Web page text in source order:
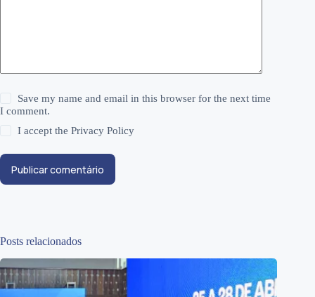
Save my name and email in this browser for the next time
I comment.
I accept thePrivacy Policy
Publicar comentário
Posts relacionados